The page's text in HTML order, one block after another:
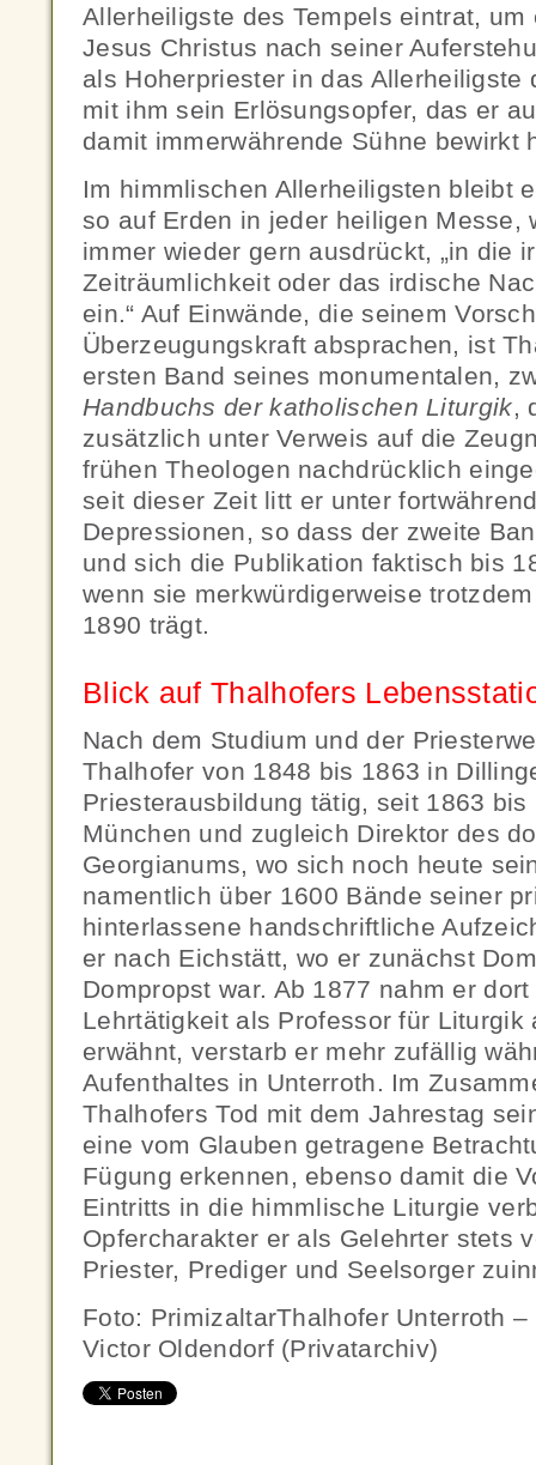
Allerheiligste des Tempels eintrat,
Jesus Christus nach seiner
als Hoherpriester in das Allerheiligste
mit ihm sein Erlösungsopfer, das er
damit immerwährende Sühne bewirkt
Im himmlischen Allerheiligsten bleibt
so auf Erden in jeder heiligen Messe,
immer wieder gern ausdrückt, „in die
Zeiträumlichkeit oder das irdische
ein.“ Auf Einwände, die seinem
Überzeugungskraft absprachen, ist
ersten Band seines monumentalen,
Handbuchs der katholischen Liturgik,
zusätzlich unter Verweis auf die
frühen Theologen nachdrücklich
seit dieser Zeit litt er unter
Depressionen, so dass der zweite
und sich die Publikation faktisch bis
wenn sie merkwürdigerweise
1890 trägt.
Blick auf Thalhofers
Nach dem Studium und der
Thalhofer von 1848 bis 1863 in
Priesterausbildung tätig, seit 1863
München und zugleich Direktor des
Georgianums, wo sich noch heute
namentlich über 1600 Bände seiner
hinterlassene handschriftliche
er nach Eichstätt, wo er zunächst
Dompropst war. Ab 1877 nahm er
Lehrtätigkeit als Professor für Liturgik
erwähnt, verstarb er mehr zufällig
Aufenthaltes in Unterroth. Im
Thalhofers Tod mit dem Jahrestag
eine vom Glauben getragene
Fügung erkennen, ebenso damit die
Eintritts in die himmlische Liturgie
Opfercharakter er als Gelehrter stets
Priester, Prediger und Seelsorger
Foto: PrimizaltarThalhofer Unterroth
Victor Oldendorf (Privatarchiv)